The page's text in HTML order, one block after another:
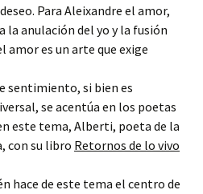
Para Aleixandre el amor,
la anulación del yo y la fusión
amor es un arte que exige
sentimiento, si bien es
se acentúa en los poetas
este tema, Alberti, poeta de la
con su libro Retornos de lo vivo
hace de este tema el centro de